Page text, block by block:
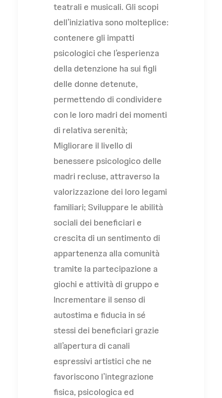
teatrali e musicali. Gli scopi
dell’iniziativa sono molteplice:
contenere gli impatti
psicologici che l’esperienza
della detenzione ha sui figli
delle donne detenute,
permettendo di condividere
con le loro madri dei momenti
di relativa serenità;
Migliorare il livello di
benessere psicologico delle
madri recluse, attraverso la
valorizzazione dei loro legami
familiari; Sviluppare le abilità
sociali dei beneficiari e
crescita di un sentimento di
appartenenza alla comunità
tramite la partecipazione a
giochi e attività di gruppo e
Incrementare il senso di
autostima e fiducia in sé
stessi dei beneficiari grazie
all’apertura di canali
espressivi artistici che ne
favoriscono l’integrazione
fisica, psicologica ed